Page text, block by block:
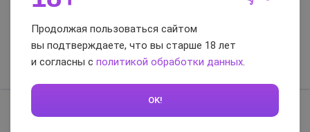
ответы
Отзывов нет, будьте первым
Продолжая пользоваться сайтом
вы подтверждаете, что вы старше 18 лет
и согласны с политикой обработки данных
OK!